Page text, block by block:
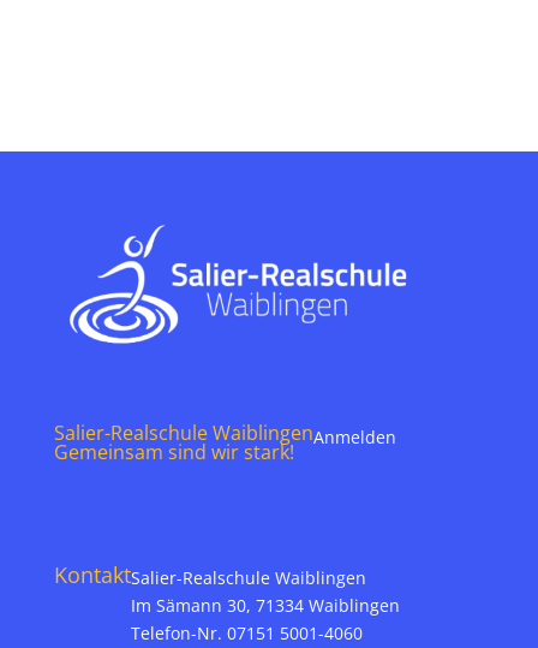
Salier-Realschule Waiblingen
Gemeinsam sind wir stark!
Anmelden
KontaktSalier-Realschule Waiblingen
Im Sämann 30, 71334 Waiblingen
Telefon-Nr. 07151 5001-4060